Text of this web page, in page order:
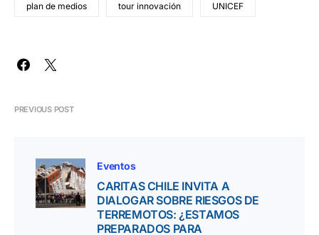
plan de medios tour innovación UNICEF
PREVIOUS POST
Eventos
CARITAS CHILE INVITA A
DIALOGAR SOBRE RIESGOS DE
TERREMOTOS: ¿ESTAMOS
PREPARADOS PARA